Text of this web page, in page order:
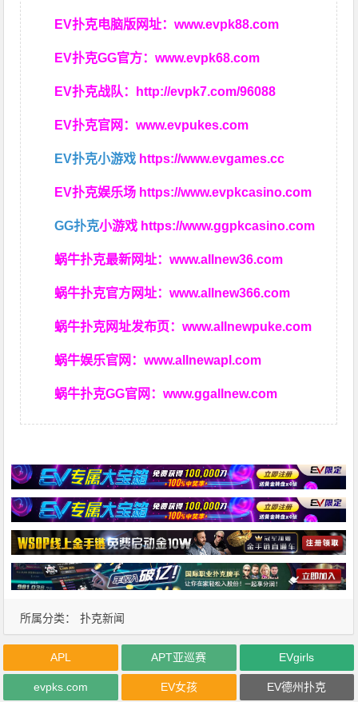
EV扑克电脑版网址：www.evpk88.com
EV扑克GG官方：www.evpk68.com
EV扑克战队： http://evpk7.com/96088
EV扑克官网：www.evpukes.com
EV扑克小游戏 https://www.evgames.cc
EV扑克娱乐场 https://www.evpkcasino.com
GG扑克小游戏 https://www.ggpkcasino.com
蜗牛扑克最新网址：www.allnew36.com
蜗牛扑克官方网址：www.allnew366.com
蜗牛扑克网址发布页：www.allnewpuke.com
蜗牛娱乐官网：www.allnewapl.com
蜗牛扑克GG官网：www.ggallnew.com
所属分类： 扑克新闻
APL APT亚巡赛 EVgirls
evpks.com EV女孩 EV德州扑克